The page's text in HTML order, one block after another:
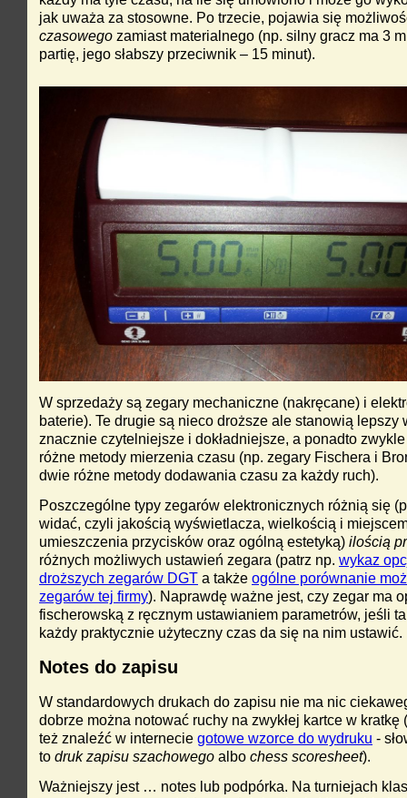
jak uważa za stosowne. Po trzecie, pojawia się
czasowego zamiast materialnego (np. silny gracz ma 3
partię, jego słabszy przeciwnik – 15 minut).
W sprzedaży są zegary mechaniczne (nakręcane) i
baterie). Te drugie są nieco droższe ale stanowią lepszy
znacznie czytelniejsze i dokładniejsze, a ponadto zwykle
różne metody mierzenia czasu (np. zegary Fischera i
dwie różne metody dodawania czasu za każdy ruch).
Poszczególne typy zegarów elektronicznych różnią się
widać, czyli jakością wyświetlacza, wielkością i
umieszczenia przycisków oraz ogólną estetyką)ilością
różnych możliwych ustawień zegara (patrz np.wykaz
droższych zegarów DGT a takżeogólne porównanie
zegarów tej firmy). Naprawdę ważne jest, czy zegar ma
fischerowską z ręcznym ustawianiem parametrów, jeśli
każdy praktycznie użyteczny czas da się na nim ustawić.
Notes do zapisu
W standardowych drukach do zapisu nie ma nic
dobrze można notować ruchy na zwykłej kartce w kratkę
też znaleźć w interneciegotowe wzorce do wydruku -
todruk zapisu szachowego albochess scoresheet).
Ważniejszy jest … notes lub podpórka. Na turniejach